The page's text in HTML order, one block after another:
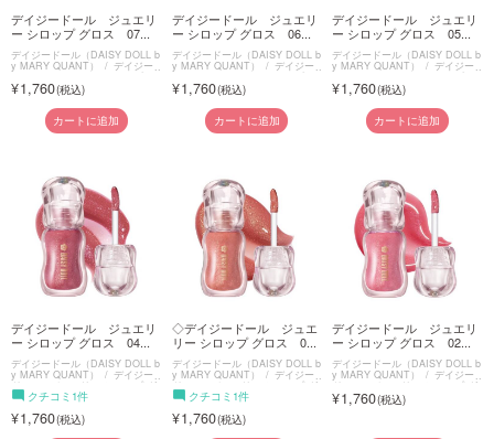
デイジードール ジュエリ
ー シロップ グロス 07...
デイジードール（DAISY DOLL b
y MARY QUANT） デイジー
ドール ジュエリー シロップ グ
ロス1,760
カートに追加
デイジードール ジュエリ
ー シロップ グロス 06...
デイジードール（DAISY DOLL b
y MARY QUANT） デイジー
ドール ジュエリー シロップ グ
ロス1,760
カートに追加
デイジードール ジュエリ
ー シロップ グロス 05...
デイジードール（DAISY DOLL b
y MARY QUANT） デイジー
ドール ジュエリー シロップ グ
ロス1,760
カートに追加
デイジードール ジュエリ
ー シロップ グロス 04...
デイジードール（DAISY DOLL b
y MARY QUANT） デイジー
ドール ジュエリー シロップ グ
ロスクチコミ1件
1,760
◇デイジードール ジュエ
リー シロップ グロス 0...
デイジードール（DAISY DOLL b
y MARY QUANT） デイジー
ドール ジュエリー シロップ グ
ロスクチコミ1件
1,760
デイジードール ジュエリ
ー シロップ グロス 02...
デイジードール（DAISY DOLL b
y MARY QUANT） デイジー
ドール ジュエリー シロップ グ
ロス1,760